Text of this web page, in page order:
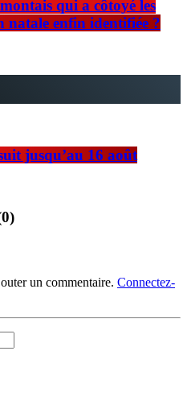
qui a côtoyé les
natale enfin identifiée ?
jusqu’au 16 août
un commentaire. Connectez-